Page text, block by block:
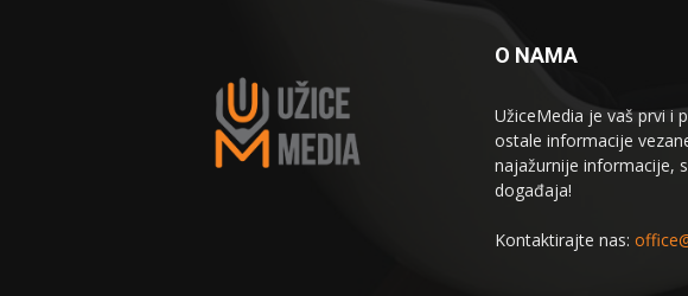
O NAMA
UžiceMedia je vaš prvi i
ostale informacije
najažurnije informacije,
događaja!
Kontaktirajte nas: